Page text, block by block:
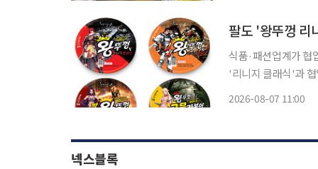
식품·패션업계가 협
'리니지 클래식'과
2026-08-07 11:00
넥스블록